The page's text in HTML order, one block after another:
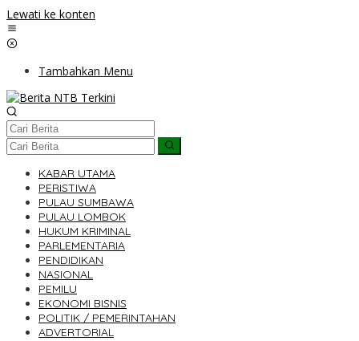
Lewati ke konten
Tambahkan Menu
KABAR UTAMA
PERISTIWA
PULAU SUMBAWA
PULAU LOMBOK
HUKUM KRIMINAL
PARLEMENTARIA
PENDIDIKAN
NASIONAL
PEMILU
EKONOMI BISNIS
POLITIK / PEMERINTAHAN
ADVERTORIAL